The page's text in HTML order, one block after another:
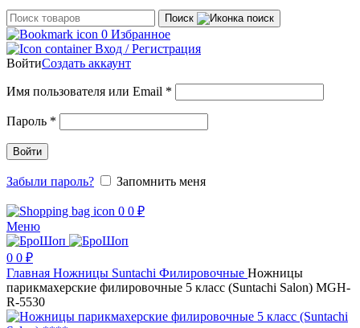
Поиск
0 Избранное
Вход / Регистрация
ВойтиСоздать аккаунт
Имя пользователя или Email *
Пароль *
Войти
Забыли пароль? Запомнить меня
0 0 ₽
Меню
0 0 ₽
Главная Ножницы Suntachi Филировочные Ножницы
парикмахерские филировочные 5 класс (Suntachi Salon) MGH-
R-5530